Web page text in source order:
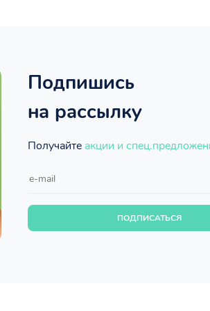
Подпишись
на рассылку
Получайте акции и
ПОДПИСАТЬСЯ